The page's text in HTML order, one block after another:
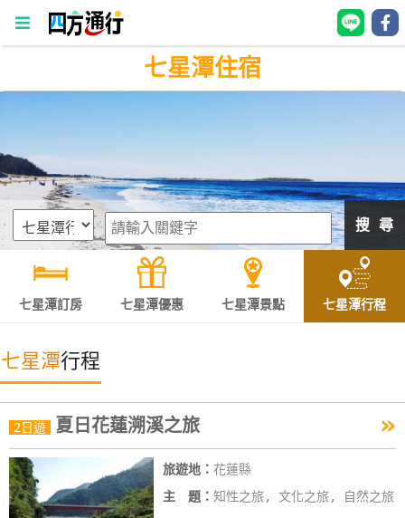
四
行
訂
房
灣
訂
房
直接跟飯店訂房HOT
特
色
民
宿
七星潭住宿
搜 尋
七星潭訂房 七星潭優惠 七星潭景點 七星潭行程
七星潭行程
2日遊 夏日花蓮溯溪之旅 »
旅遊地： 花蓮縣
主 題： 知性之旅, 文化之旅, 自然之旅